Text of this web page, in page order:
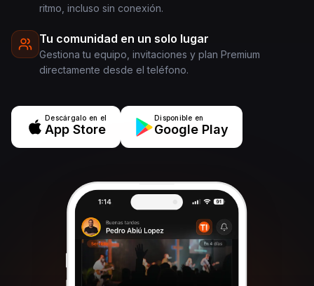
ritmo, incluso sin conexión.
Tu comunidad en un solo lugar
Gestiona tu equipo, invitaciones y plan Premium
directamente desde el teléfono.
Descárgalo en el
App Store
Disponible en
Google Play